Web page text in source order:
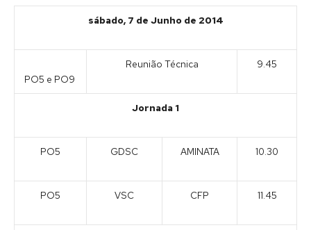
sábado, 7 de Junho de 2014
PO5 e PO9
Reunião Técnica 9.45
Jornada 1
PO5 GDSC AMINATA 10.30
PO5 VSC CFP 11.45